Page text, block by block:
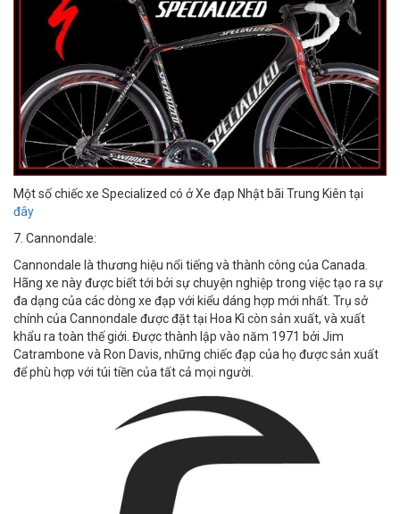
Một số chiếc xe Specialized có ở Xe đạp Nhật bãi Trung Kiên tại
đây
7. Cannondale:
Cannondale là thương hiệu nổi tiếng và thành công của Canada.
Hãng xe này được biết tới bởi sự chuyện nghiệp trong việc tạo ra sự
đa dạng của các dòng xe đạp với kiểu dáng hợp mới nhất. Trụ sở
chính của Cannondale được đặt tại Hoa Kì còn sản xuất, và xuất
khẩu ra toàn thế giới. Được thành lập vào năm 1971 bởi Jim
Catrambone và Ron Davis, những chiếc đạp của họ được sản xuất
để phù hợp với túi tiền của tất cả mọi người.